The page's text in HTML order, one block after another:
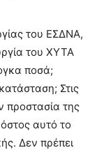
του ΕΣΔΝΑ,
του ΧΥΤΑ
ποσά;
Στις
προστασία της
αυτό το
Δεν πρέπει